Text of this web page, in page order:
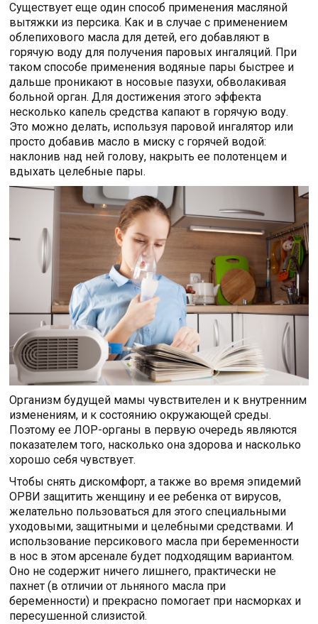
Существует еще один способ применения масляной
вытяжки из персика. Как и в случае с применением
облепихового масла для детей, его добавляют в
горячую воду для получения паровых ингаляций. При
таком способе применения водяные пары быстрее и
дальше проникают в носовые пазухи, обволакивая
больной орган. Для достижения этого эффекта
несколько капель средства капают в горячую воду.
Это можно делать, используя паровой ингалятор или
просто добавив масло в миску с горячей водой:
наклонив над ней голову, накрыть ее полотенцем и
вдыхать целебные пары.
Организм будущей мамы чувствителен и к внутренним
изменениям, и к состоянию окружающей среды.
Поэтому ее ЛОР-органы в первую очередь являются
показателем того, насколько она здорова и насколько
хорошо себя чувствует.
Чтобы снять дискомфорт, а также во время эпидемий
ОРВИ защитить женщину и ее ребенка от вирусов,
желательно пользоваться для этого специальными
уходовыми, защитными и целебными средствами. И
использование персикового масла при беременности
в нос в этом арсенале будет подходящим вариантом.
Оно не содержит ничего лишнего, практически не
пахнет (в отличии от льняного масла при
беременности) и прекрасно помогает при насморках и
пересушенной слизистой.